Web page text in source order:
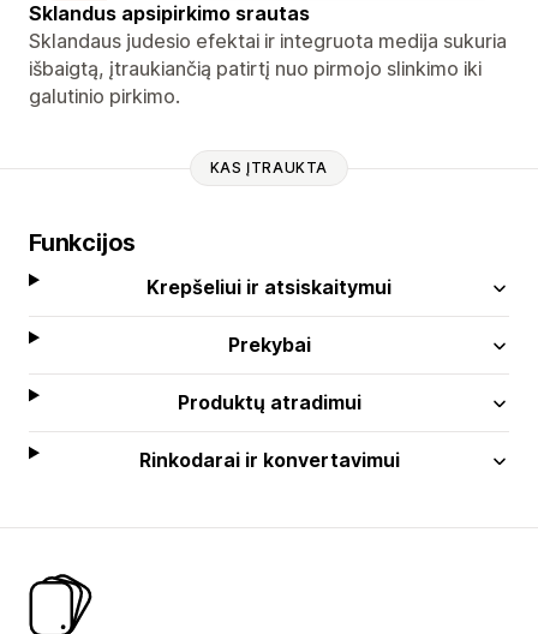
Sklandus apsipirkimo srautas
Sklandaus judesio efektai ir integruota medija sukuria
išbaigtą, įtraukiančią patirtį nuo pirmojo slinkimo iki
galutinio pirkimo.
KAS ĮTRAUKTA
Funkcijos
Krepšeliui ir atsiskaitymui
Prekybai
Produktų atradimui
Rinkodarai ir konvertavimui